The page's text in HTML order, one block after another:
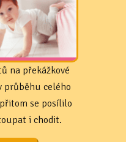
na překážkové
průběhu celého
se posílilo
i chodit.